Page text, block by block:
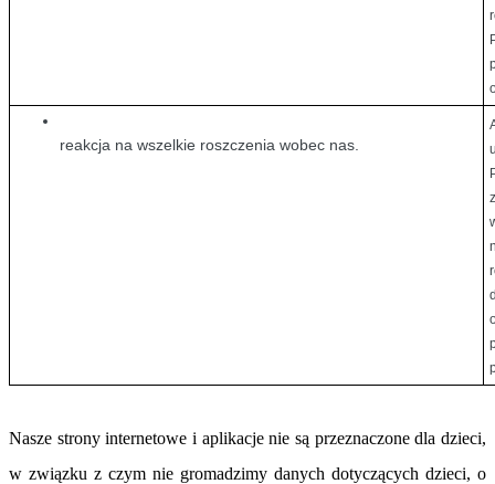
reakcja na wszelkie roszczenia wobec nas.
Nasze strony internetowe i aplikacje nie są przeznaczone dla dzieci,
w związku z czym nie gromadzimy danych dotyczących dzieci, o